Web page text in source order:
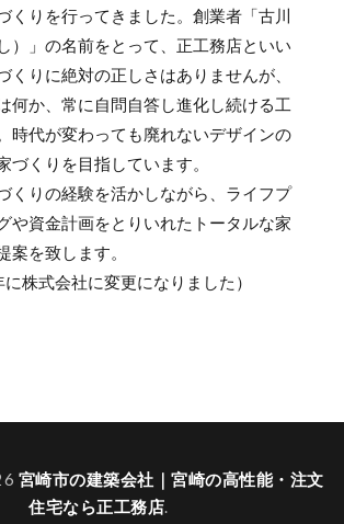
くりを行ってきました。創業者「古川
）」の名前をとって、正工務店といい
くりに絶対の正しさはありませんが、
何か、常に自問自答し進化し続ける工
時代が変わっても廃れないデザインの
づくりを目指しています。
くりの経験を活かしながら、ライフプ
や資金計画をとりいれたトータルな家
案を致します。
に株式会社に変更になりました）
宮崎市の建築会社｜宮崎の高性能・注文
住宅なら正工務店.